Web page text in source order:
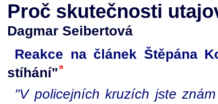
Proč skutečnosti
Dagmar Seibertová
Reakce na článek Štěpána
stíhání"
"V policejních kruzích jste